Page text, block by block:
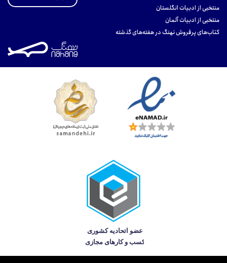
منتخبی از ادبیات انگلستان
منتخبی از ادبیات آلمان
کتاب‌های پرفروش نهنگ در هفته‌های گذشته